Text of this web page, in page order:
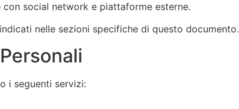
social network e piattaforme esterne.
nelle sezioni specifiche di questo documento.
i seguenti servizi: